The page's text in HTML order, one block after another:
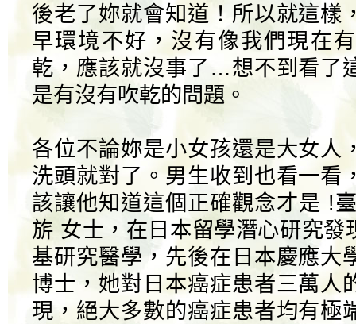
後老了妳就會知道！所以就這樣
早環境不好，沒有像我們現在
乾，應該就沒事了…想不到看了
是有沒有吹乾的問題。
各位不論妳是小女孩還是大女人
洗頭就對了。男生收到也看一看
該讓他知道這個正確觀念才是 !
旂 女士，在日本留學潛心研究發
基研究醫學，先後在日本慶應大
博士，她對日本癌症患者三萬人
現，絕大多數的癌症患者均有極